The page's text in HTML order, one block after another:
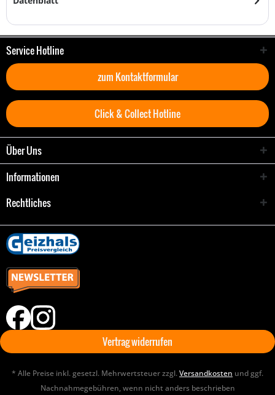
Service Hotline
zum Kontaktformular
Click & Collect Hotline
Über Uns
Informationen
Rechtliches
Vertrag widerrufen
* Alle Preise inkl. gesetzl. Mehrwertsteuer zzgl.Versandkosten und ggf.
Nachnahmegebühren, wenn nicht anders beschrieben